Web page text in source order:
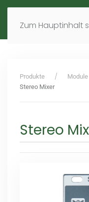
Zum Hauptinhalt
EN
Produkte Module
Stereo Mixer
Stereo